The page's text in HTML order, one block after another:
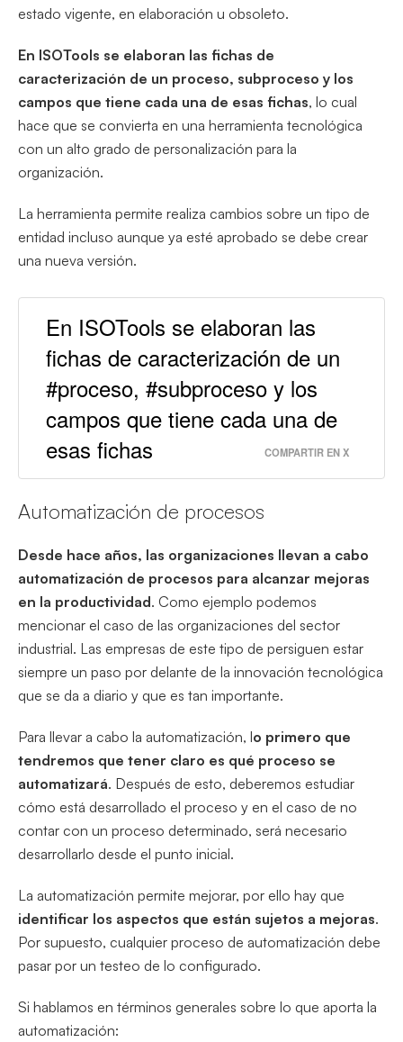
estado vigente, en elaboración u obsoleto.
En ISOTools se elaboran las fichas de
caracterización de un proceso, subproceso y los
campos que tiene cada una de esas fichas, lo cual
hace que se convierta en una herramienta tecnológica
con un alto grado de personalización para la
organización.
La herramienta permite realiza cambios sobre un tipo de
entidad incluso aunque ya esté aprobado se debe crear
una nueva versión.
En ISOTools se elaboran las
fichas de caracterización de un
#proceso, #subproceso y los
campos que tiene cada una de
esas fichas
COMPARTIR EN X
Automatización de procesos
Desde hace años, las organizaciones llevan a cabo
automatización de procesos para alcanzar mejoras
en la productividad. Como ejemplo podemos
mencionar el caso de las organizaciones del sector
industrial. Las empresas de este tipo de persiguen estar
siempre un paso por delante de la innovación tecnológica
que se da a diario y que es tan importante.
Para llevar a cabo la automatización, lo primero que
tendremos que tener claro es qué proceso se
automatizará. Después de esto, deberemos estudiar
cómo está desarrollado el proceso y en el caso de no
contar con un proceso determinado, será necesario
desarrollarlo desde el punto inicial.
La automatización permite mejorar, por ello hay que
identificar los aspectos que están sujetos a mejoras.
Por supuesto, cualquier proceso de automatización debe
pasar por un testeo de lo configurado.
Si hablamos en términos generales sobre lo que aporta la
automatización: